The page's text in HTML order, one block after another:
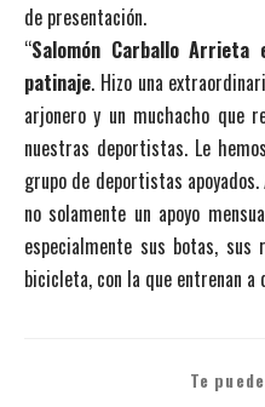
de presentación.
“Salomón Carballo
patinaje. Hizo una
arjonero y un muchacho que
nuestras deportistas. Le
grupo de deportistas
no solamente un apoyo
especialmente sus botas, sus
bicicleta, con la que entrenan a
Te